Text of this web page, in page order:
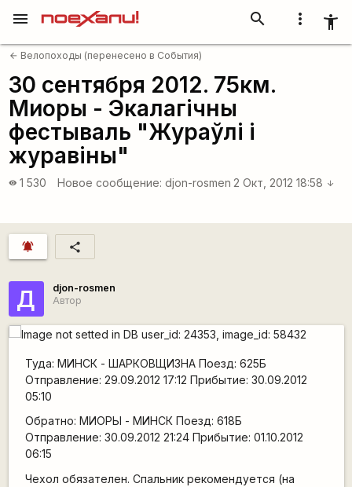
more_vert accessibility_new
search
menu
arrow_back Велопоходы (перенесено в События)
30 сентября 2012. 75км.
Миоры - Экалагічны
фестываль "Жураўлі і
журавіны"
visibility 1 530 Новое сообщение: djon-rosmen 2 Окт, 2012 18:58 arrow_downward
notifications_active share
Д
djon-rosmen
Автор
Туда: МИНСК - ШАРКОВЩИЗНА Поезд: 625Б
Отправление: 29.09.2012 17:12 Прибытие: 30.09.2012
05:10
Обратно: МИОРЫ - МИНСК Поезд: 618Б
Отправление: 30.09.2012 21:24 Прибытие: 01.10.2012
06:15
Чехол обязателен. Спальник рекомендуется (на